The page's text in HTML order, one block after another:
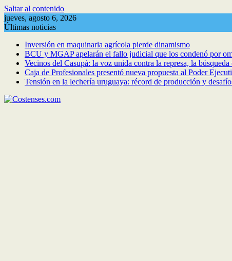
Saltar al contenido
jueves, agosto 6, 2026
Últimas noticias
Inversión en maquinaria agrícola pierde dinamismo
BCU y MGAP apelarán el fallo judicial que los condenó por
Vecinos del Casupá: la voz unida contra la represa, la
Caja de Profesionales presentó nueva propuesta al Poder
Tensión en la lechería uruguaya: récord de producción y